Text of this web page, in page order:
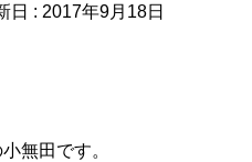
日 : 2017年9月18日
無田です。